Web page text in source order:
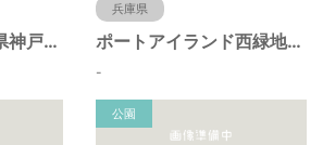
岩岡町公園（兵庫県神戸市）
兵庫県
ポートアイランド西緑地（兵庫県神戸市）
-
公園